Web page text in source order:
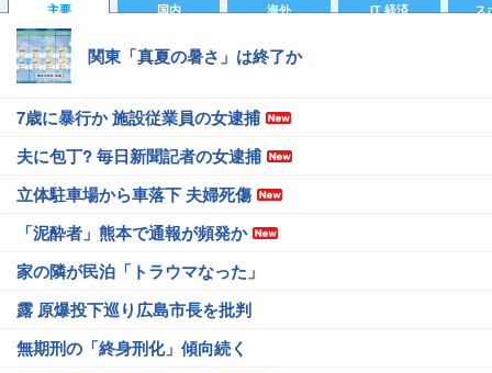
主要 国内 海外 IT 経済 ス
関東「真夏の暑さ」は終了か
7歳に暴行か 施設従業員の女逮捕
夫に包丁? 毎日新聞記者の女逮捕
立体駐車場から車落下 夫婦死傷
「泥酔者」熊本で通報が頻発か
家の隣が民泊「トラウマなった」
露 原爆投下巡り広島市長を批判
無期刑の「終身刑化」傾向続く